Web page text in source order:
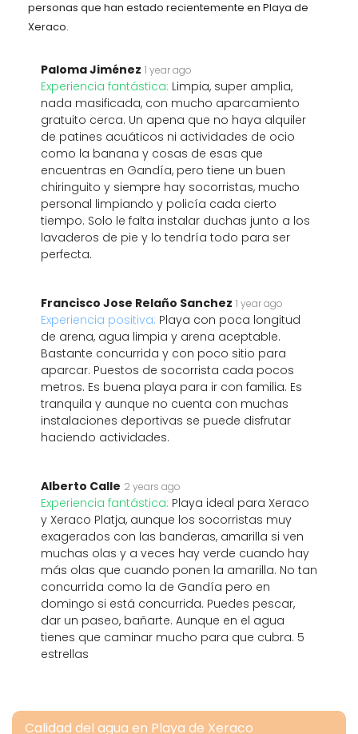
personas que han estado recientemente en Playa de
Xeraco.
Paloma Jiménez 1 year ago
Experiencia fantástica: Limpia, super amplia,
nada masificada, con mucho aparcamiento
gratuito cerca. Un apena que no haya alquiler
de patines acuáticos ni actividades de ocio
como la banana y cosas de esas que
encuentras en Gandía, pero tiene un buen
chiringuito y siempre hay socorristas, mucho
personal limpiando y policía cada cierto
tiempo. Solo le falta instalar duchas junto a los
lavaderos de pie y lo tendría todo para ser
perfecta.
Francisco Jose Relaño Sanchez 1 year ago
Experiencia positiva: Playa con poca longitud
de arena, agua limpia y arena aceptable.
Bastante concurrida y con poco sitio para
aparcar. Puestos de socorrista cada pocos
metros. Es buena playa para ir con familia. Es
tranquila y aunque no cuenta con muchas
instalaciones deportivas se puede disfrutar
haciendo actividades.
Alberto Calle 2 years ago
Experiencia fantástica: Playa ideal para Xeraco
y Xeraco Platja, aunque los socorristas muy
exagerados con las banderas, amarilla si ven
muchas olas y a veces hay verde cuando hay
más olas que cuando ponen la amarilla. No tan
concurrida como la de Gandía pero en
domingo si está concurrida. Puedes pescar,
dar un paseo, bañarte. Aunque en el agua
tienes que caminar mucho para que cubra. 5
estrellas
Calidad del agua en Playa de Xeraco